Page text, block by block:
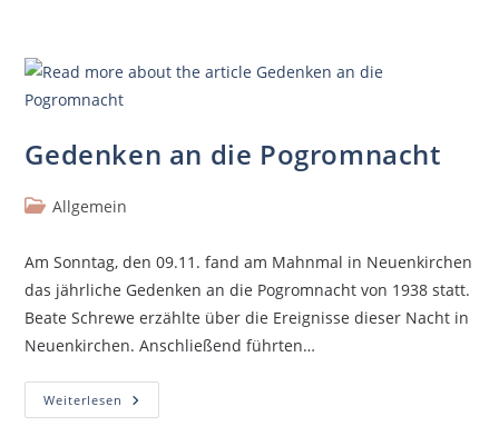
Gedenken an die Pogromnacht
Allgemein
Am Sonntag, den 09.11. fand am Mahnmal in Neuenkirchen
das jährliche Gedenken an die Pogromnacht von 1938 statt.
Beate Schrewe erzählte über die Ereignisse dieser Nacht in
Neuenkirchen. Anschließend führten…
Weiterlesen